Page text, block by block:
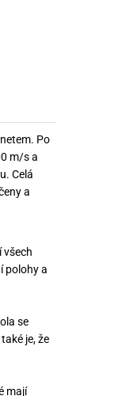
Po
m/s a
Celá
a
všech
polohy a
se
je, že
mají